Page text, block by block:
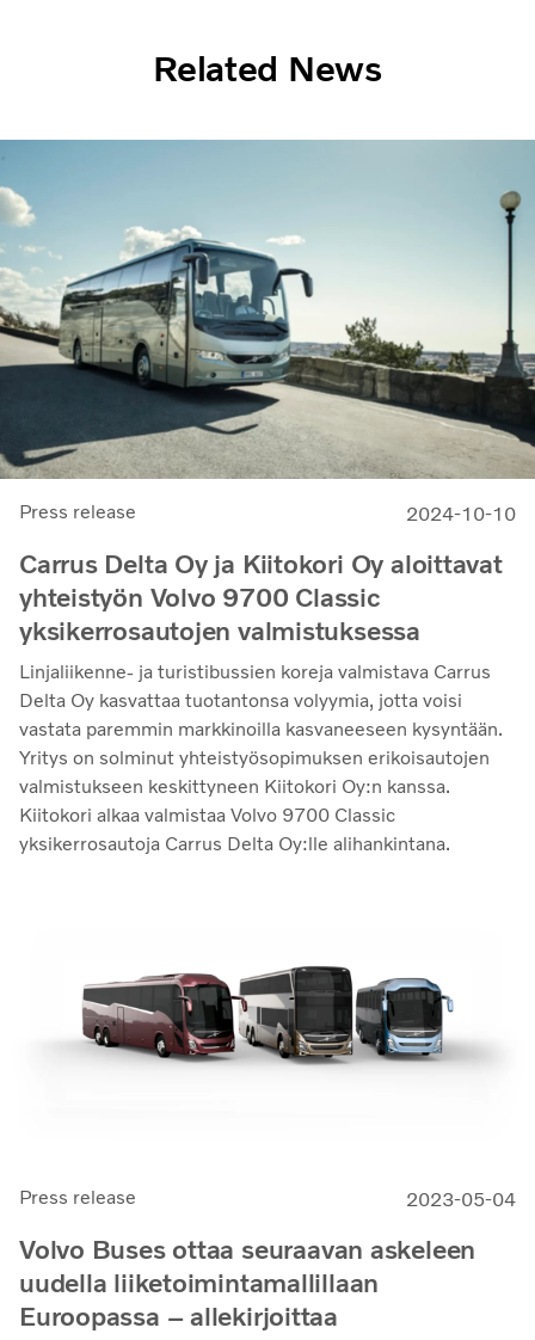
Related News
Press release 2024-10-10
Carrus Delta Oy ja Kiitokori Oy aloittavat
yhteistyön Volvo 9700 Classic
yksikerrosautojen valmistuksessa
Linjaliikenne- ja turistibussien koreja valmistava Carrus
Delta Oy kasvattaa tuotantonsa volyymia, jotta voisi
vastata paremmin markkinoilla kasvaneeseen kysyntään.
Yritys on solminut yhteistyösopimuksen erikoisautojen
valmistukseen keskittyneen Kiitokori Oy:n kanssa.
Kiitokori alkaa valmistaa Volvo 9700 Classic
yksikerrosautoja Carrus Delta Oy:lle alihankintana.
Press release 2023-05-04
Volvo Buses ottaa seuraavan askeleen
uudella liiketoimintamallillaan
Euroopassa – allekirjoittaa